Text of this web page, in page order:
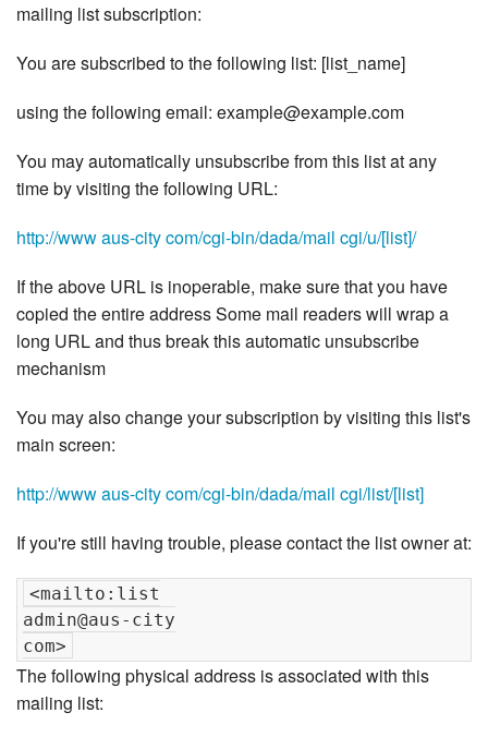
mailing list subscription:
You are subscribed to the following list: [list_name]
using the following email: example@example.com
You may automatically unsubscribe from this list at any
time by visiting the following URL:
http://www aus-city com/cgi-bin/dada/mail cgi/u/[list]/
If the above URL is inoperable, make sure that you have
copied the entire address Some mail readers will wrap a
long URL and thus break this automatic unsubscribe
mechanism
You may also change your subscription by visiting this list's
main screen:
http://www aus-city com/cgi-bin/dada/mail cgi/list/[list]
If you're still having trouble, please contact the list owner at:
<mailto:list
admin@aus-city
The following physical address is associated with this
mailing list: